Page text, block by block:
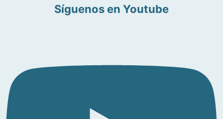
Síguenos en Youtube